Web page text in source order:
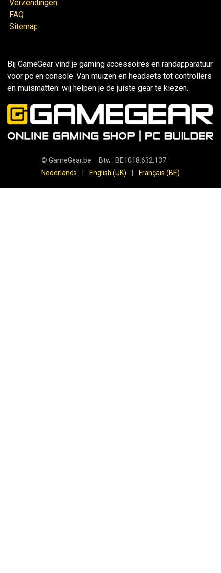
Verzendingen
FAQ
Sitemap
Bij GameGear vind je gaming accessoires en randapparatuur
voor pc en console. Van muizen en headsets tot controllers
en muismatten: wij helpen je de juiste gear te kiezen.
© GameGear.be Btw : BE1018.632.137
Nederlands
English (UK) Français (BE)